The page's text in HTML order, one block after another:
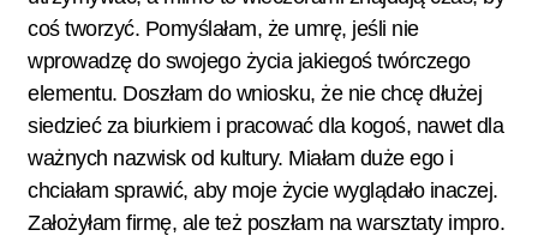
coś tworzyć. Pomyślałam, że umrę, jeśli nie
wprowadzę do swojego życia jakiegoś twórczego
elementu. Doszłam do wniosku, że nie chcę dłużej
siedzieć za biurkiem i pracować dla kogoś, nawet dla
ważnych nazwisk od kultury. Miałam duże ego i
chciałam sprawić, aby moje życie wyglądało inaczej.
Założyłam firmę, ale też poszłam na warsztaty impro.